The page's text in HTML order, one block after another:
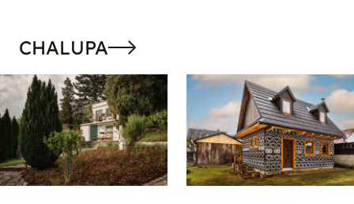
CHALUPA